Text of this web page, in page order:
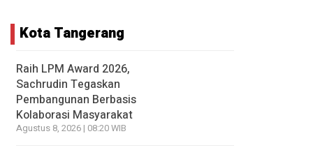
Kota Tangerang
Raih LPM Award 2026,
Sachrudin Tegaskan
Pembangunan Berbasis
Kolaborasi Masyarakat
Agustus 8, 2026 | 08:20 WIB